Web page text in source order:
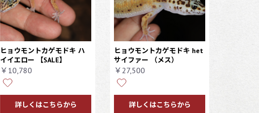
ヒョウモントカゲモドキ ハ
イイエロー 【SALE】
￥10,780
詳しくはこちらから
ヒョウモントカゲモドキ het
サイファー
（メス）
￥27,500
詳しくはこちらから